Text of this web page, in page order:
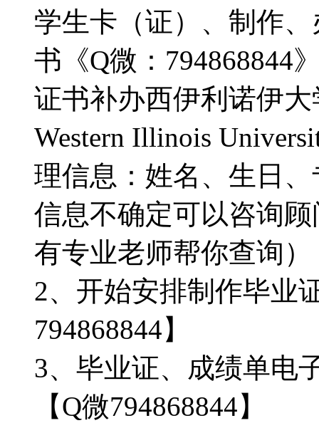
学生卡（证）、制作
书《Q微：794868844
证书补办西伊利诺伊
Western Illinois
理信息：姓名、生日
信息不确定可以咨询顾
有专业老师帮你查询）
2、开始安排制作毕业
794868844】
3、毕业证、成绩单电
【Q微794868844】